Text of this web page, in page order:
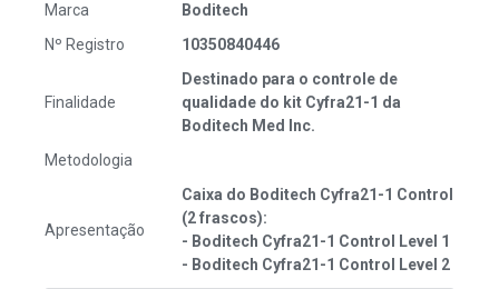
Marca
Boditech
Nº Registro
10350840446
Finalidade
Destinado para o controle de
qualidade do kit Cyfra21-1 da
Boditech Med Inc.
Metodologia
Apresentação
Caixa do Boditech Cyfra21-1 Control
(2 frascos):
- Boditech Cyfra21-1 Control Level 1
- Boditech Cyfra21-1 Control Level 2